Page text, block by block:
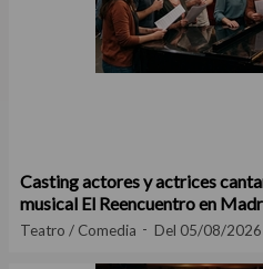
Casting actores y actrices
musical El Reencuentro en
Teatro / Comedia Del 05/08/